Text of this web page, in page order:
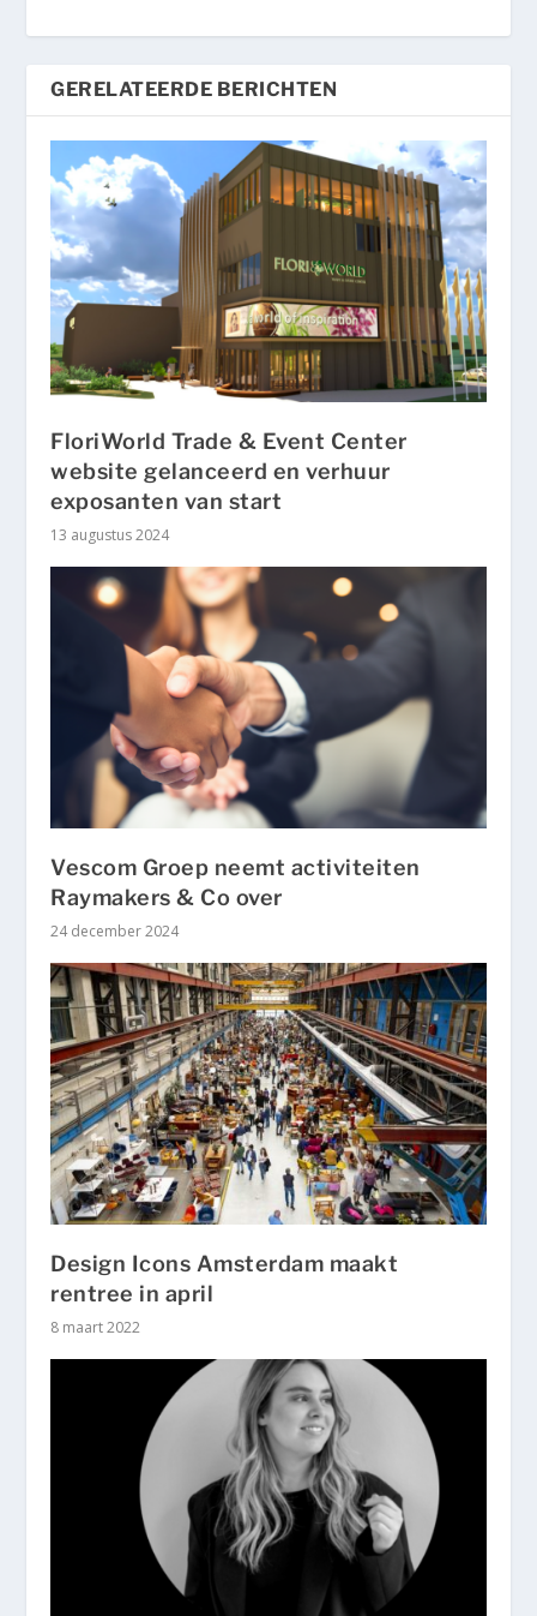
GERELATEERDE BERICHTEN
FloriWorld Trade & Event Center
website gelanceerd en verhuur
exposanten van start
13 augustus 2024
Vescom Groep neemt activiteiten
Raymakers & Co over
24 december 2024
Design Icons Amsterdam maakt
rentree in april
8 maart 2022